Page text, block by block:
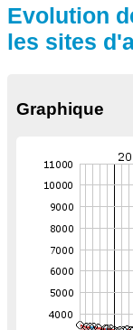
Evolution
les sites
Graphique